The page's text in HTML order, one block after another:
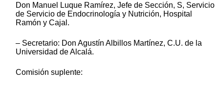
Don Manuel Luque Ramírez, Jefe de Sección, S, Servicio
de Servicio de Endocrinología y Nutrición, Hospital
Ramón y Cajal.
– Secretario: Don Agustín Albillos Martínez, C.U. de la
Universidad de Alcalá.
Comisión suplente: